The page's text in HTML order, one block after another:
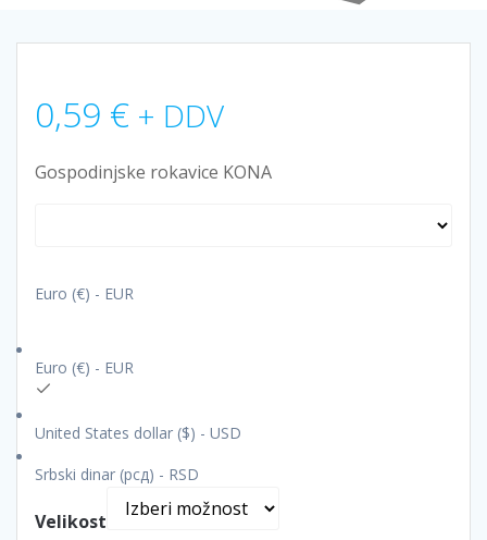
0,59 € + DDV
Gospodinjske rokavice KONA
Euro (€) - EUR
Euro (€) - EUR
United States dollar ($) - USD
Srbski dinar (рсд) - RSD
Velikost